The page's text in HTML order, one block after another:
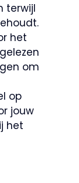
terwijl
het
om
op
jouw
het